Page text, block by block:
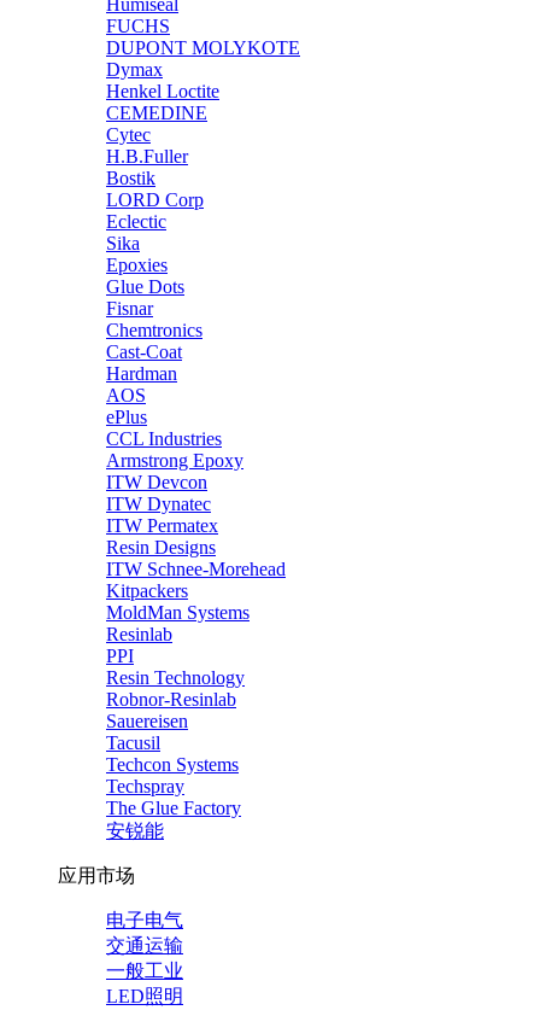
Humiseal
FUCHS
DUPONT MOLYKOTE
Dymax
Henkel Loctite
CEMEDINE
Cytec
H.B.Fuller
Bostik
LORD Corp
Eclectic
Sika
Epoxies
Glue Dots
Fisnar
Chemtronics
Cast-Coat
Hardman
AOS
ePlus
CCL Industries
Armstrong Epoxy
ITW Devcon
ITW Dynatec
ITW Permatex
Resin Designs
ITW Schnee-Morehead
Kitpackers
MoldMan Systems
Resinlab
PPI
Resin Technology
Robnor-Resinlab
Sauereisen
Tacusil
Techcon Systems
Techspray
The Glue Factory
安锐能
应用市场
电子电气
交通运输
一般工业
LED照明